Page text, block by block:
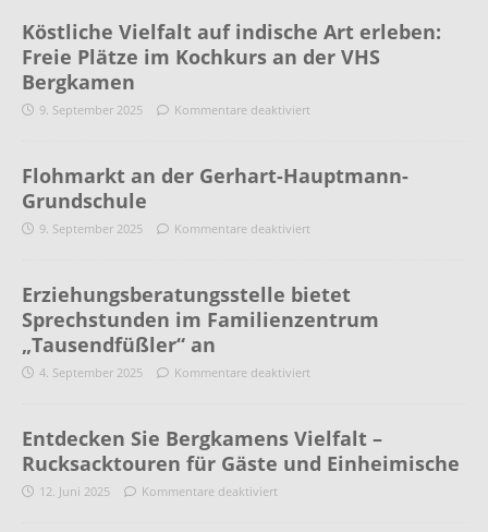
Köstliche Vielfalt auf indische Art erleben:
Freie Plätze im Kochkurs an der VHS
Bergkamen
9. September 2025 Kommentare deaktiviert
Flohmarkt an der Gerhart-Hauptmann-
Grundschule
9. September 2025 Kommentare deaktiviert
Erziehungsberatungsstelle bietet
Sprechstunden im Familienzentrum
„Tausendfüßler“ an
4. September 2025 Kommentare deaktiviert
Entdecken Sie Bergkamens Vielfalt –
Rucksacktouren für Gäste und Einheimische
12. Juni 2025 Kommentare deaktiviert